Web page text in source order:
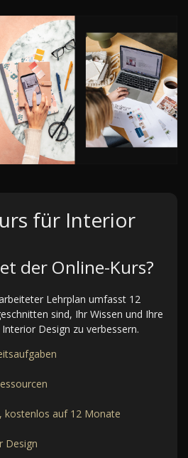
für Interior
der Online-Kurs?
Lehrplan umfasst 12
sind, Ihr Wissen und Ihre
Design zu verbessern.
kostenlos auf 12 Monate
Design